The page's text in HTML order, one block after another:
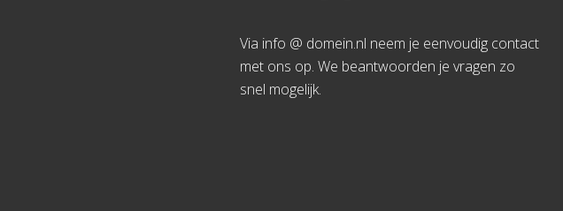
Via info @ domein.nl neem je eenvoudig contact
met ons op. We beantwoorden je vragen zo
snel mogelijk.